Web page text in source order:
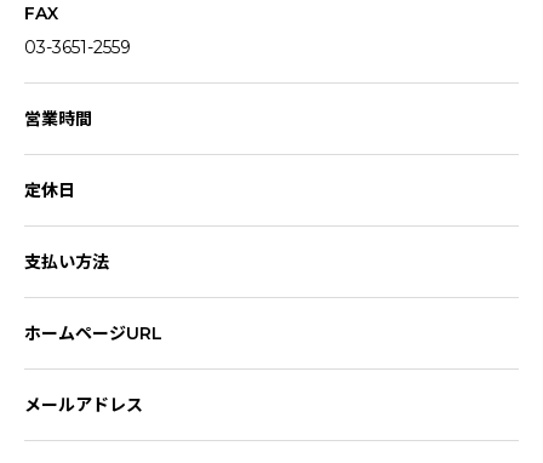
FAX
03-3651-2559
営業時間
定休日
支払い方法
ホームページURL
メールアドレス